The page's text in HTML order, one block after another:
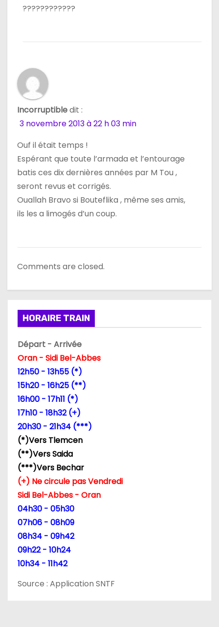
????????????
Incorruptibledit :
3 novembre 2013 à 22 h 03 min
Ouf il était temps !
Espérant que toute l’armada et l’entourage
batis ces dix dernières années par M Tou ,
seront revus et corrigés.
Ouallah Bravo si Bouteflika , même ses amis,
ils les a limogés d’un coup.
Comments are closed.
HORAIRE TRAIN
Départ - Arrivée
Oran - Sidi Bel-Abbes
12h50 - 13h55 (*)
15h20 - 16h25 (**)
16h00 - 17h11 (*)
17h10 - 18h32 (+)
20h30 - 21h34 (***)
(*)Vers Tlemcen
(**)Vers Saida
(***)Vers Bechar
(+) Ne circule pas Vendredi
Sidi Bel-Abbes - Oran
04h30 - 05h30
07h06 - 08h09
08h34 - 09h42
09h22 - 10h24
10h34 - 11h42
Source : Application SNTF